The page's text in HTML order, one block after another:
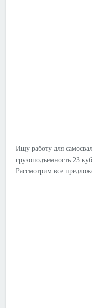
Ищу работу для
грузоподъемность 23
Рассмотрим все